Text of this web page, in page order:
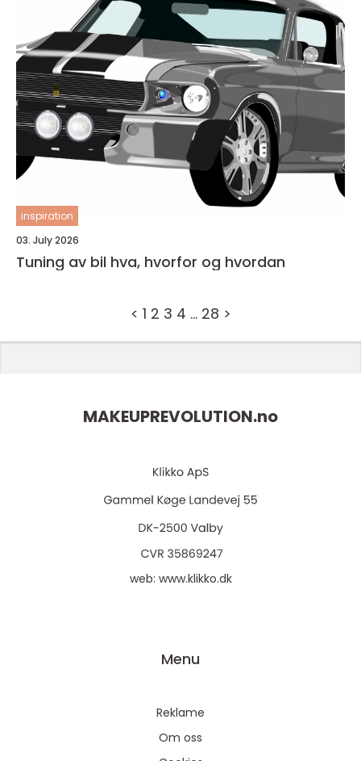
inspiration
03. July 2026
Tuning av bil hva, hvorfor og hvordan
< 1 2 3 4 … 28 >
MAKEUPREVOLUTION.no
web: www.klikko.dk
Menu
Reklame
Om oss